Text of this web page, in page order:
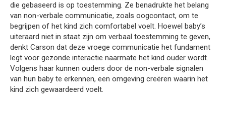
die gebaseerd is op toestemming. Ze benadrukte het belang
van non-verbale communicatie, zoals oogcontact, om te
begrijpen of het kind zich comfortabel voelt. Hoewel baby’s
uiteraard niet in staat zijn om verbaal toestemming te geven,
denkt Carson dat deze vroege communicatie het fundament
legt voor gezonde interactie naarmate het kind ouder wordt.
Volgens haar kunnen ouders door de non-verbale signalen
van hun baby te erkennen, een omgeving creëren waarin het
kind zich gewaardeerd voelt.